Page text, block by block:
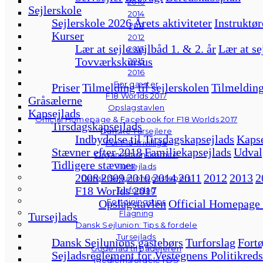
2014
2011
2012
2013
2015
2016
For gæster
F18 Worlds 2017
Opslagstavlen
Official Homepage & Facebook for F18 Worlds 2017
Danske Tursejlere
For F18-frivillige
Organisationskomité
Tursejlads
Dansk Sejlunions gastebørs
Turforslag
Fortøjningstips
Flagning
Dansk Sejlunion: Tips & fordele
Tursejlads
Gode råd til bådejeren
Medlemsfordele i DS
Sejlerskole
Sejlerskole 2026Årets aktiviteter
Kurser
Lær at sejle sejlbåd 1. & 2. årLær at
Tovværkskursus
PriserTilmelding til sejlerskolen
Gråsælerne
Kapsejlads
Tirsdagskapsejlads
Indbydelse til Tirsdagskapsejlads
Stævner efter 2018Familiekapsejlads
Tidligere stævner
2008200920102014 2011 2012 2013
F18 Worlds 2017
OpslagstavlenOfficial Homepage
Tursejlads
Dansk Sejlunions gastebørs Turforslag
Sejladsreglement for Vestegnens Politikreds